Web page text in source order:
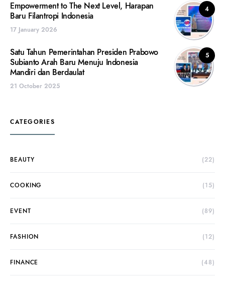
4
Empowerment to The Next Level, Harapan
Baru Filantropi Indonesia
17 January 2026
5
Satu Tahun Pemerintahan Presiden Prabowo
Subianto Arah Baru Menuju Indonesia
Mandiri dan Berdaulat
21 October 2025
CATEGORIES
BEAUTY (22)
COOKING (15)
EVENT (89)
FASHION (12)
FINANCE (48)